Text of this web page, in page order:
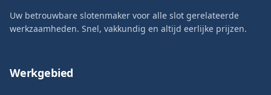
Uw betrouwbare slotenmaker voor alle slot gerelateerde
werkzaamheden. Snel, vakkundig en altijd eerlijke prijzen.
Werkgebied